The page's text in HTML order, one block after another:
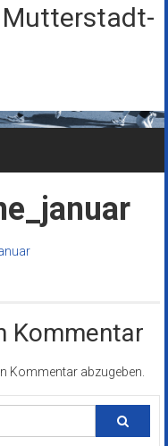
Kommentar
Kommentar abzugeben.